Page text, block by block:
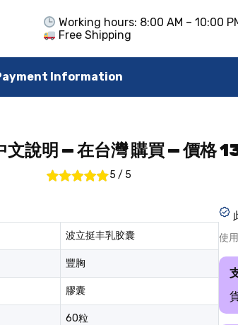
Working hours: 8:00 AM – 10:00
Free Shipping
Information
文說明 — 在台灣 購買 — 價格
5 / 5
波立挺丰乳胶囊
豐胸
膠囊
60粒
使